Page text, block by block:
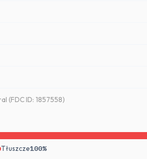
(FDC ID: 1857558)
Tłuszcze100%